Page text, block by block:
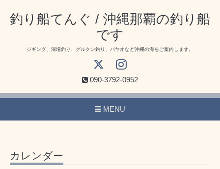
釣り船てんぐ / 沖縄那覇の釣り船
です
ジギング、深場釣り、グルクン釣り、パヤオなど沖縄の海をご案内します。
090-3792-0952
MENU
カレンダー